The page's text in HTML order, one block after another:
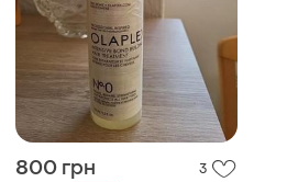
800 грн 3